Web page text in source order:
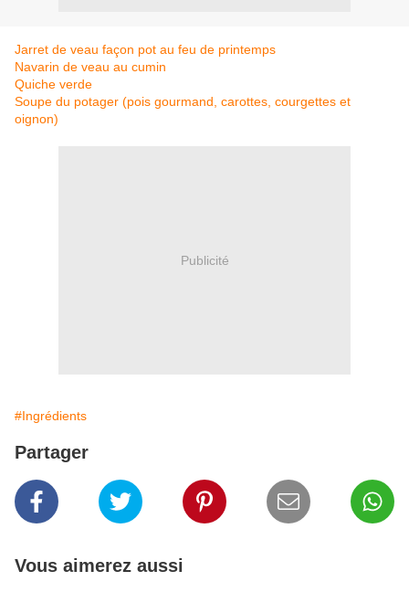
Jarret de veau façon pot au feu de printemps
Navarin de veau au cumin
Quiche verde
Soupe du potager (pois gourmand, carottes, courgettes et
oignon)
Publicité
#Ingrédients
Partager
Vous aimerez aussi